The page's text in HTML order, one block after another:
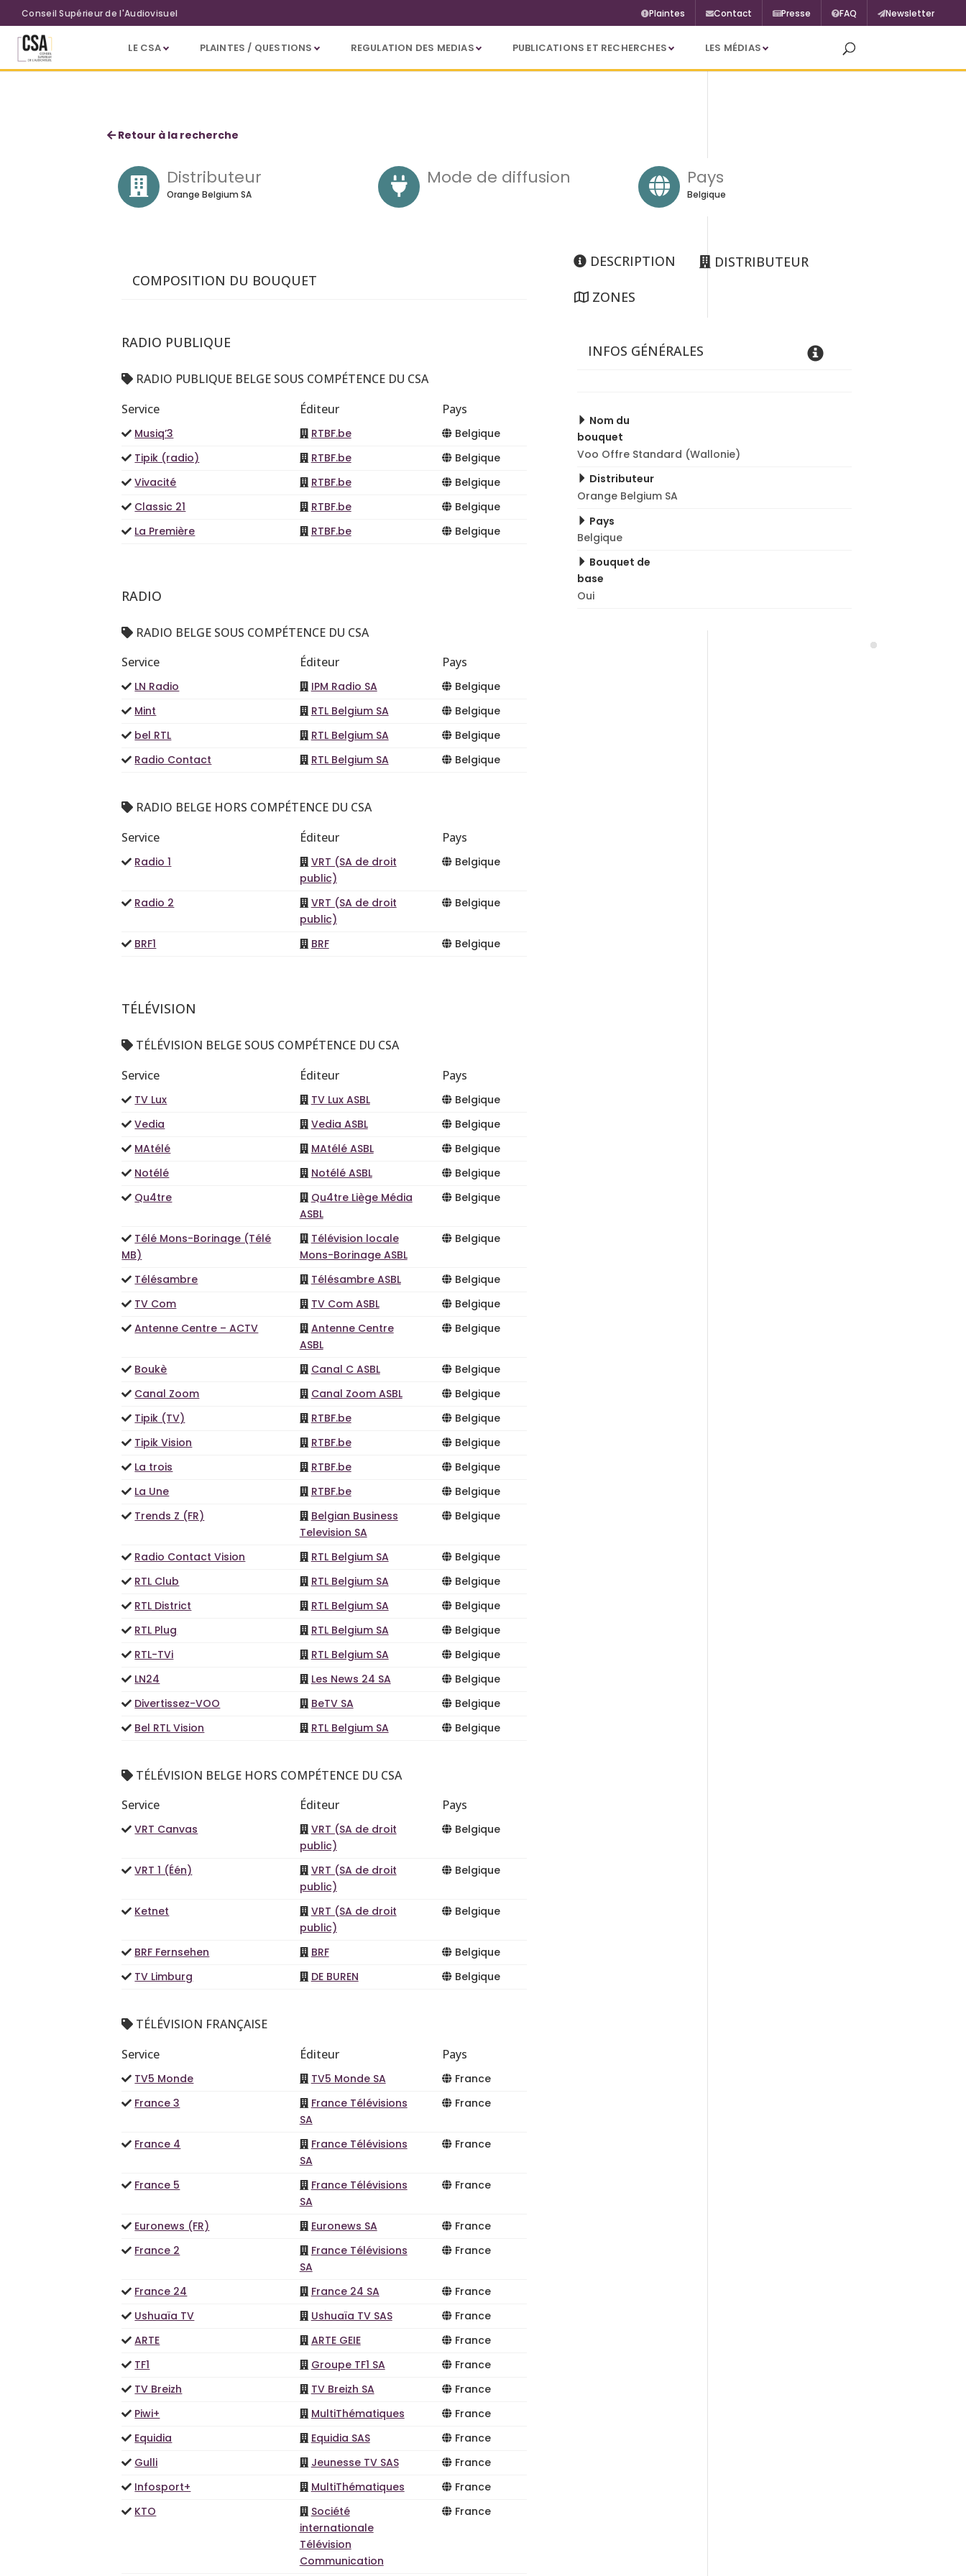
Aller au contenu principal
Conseil Supérieur de l'Audiovisuel Plaintes Contact Presse FAQ Newsletter
LE CSA PLAINTES / QUESTIONS REGULATION DES MEDIAS PUBLICATIONS ET RECHERCHES LES MÉDIAS
Voo Offre Standard (Wallonie)
Retour à la recherche
Distributeur
Orange Belgium SA
Mode de diffusion Pays
Belgique
COMPOSITION DU BOUQUET
RADIO PUBLIQUE
RADIO PUBLIQUE BELGE SOUS COMPÉTENCE DU CSA
Service
Éditeur Pays
Musiq’3 RTBF.be
Belgique
Tipik (radio)
RTBF.be
Belgique
Vivacité
RTBF.be
Belgique
Classic 21
RTBF.be
Belgique
La Première
RTBF.be Belgique
RADIO
RADIO BELGE SOUS COMPÉTENCE DU CSA
Service
Éditeur Pays
LN Radio IPM Radio SA
Belgique
Mint
RTL Belgium SA
Belgique
bel RTL
RTL Belgium SA
Belgique
Radio Contact
RTL Belgium SA Belgique
RADIO BELGE HORS COMPÉTENCE DU CSA
Service
Éditeur Pays
Radio 1
VRT (SA de droit
public)
Belgique
Radio 2
VRT (SA de droit
public)
Belgique
BRF1 BRF Belgique
TÉLÉVISION
TÉLÉVISION BELGE SOUS COMPÉTENCE DU CSA
Service
Éditeur Pays
TV Lux TV Lux ASBL
Belgique
Vedia
Vedia ASBL
Belgique
MAtélé
MAtélé ASBL
Belgique
Notélé
Notélé ASBL
Belgique
Qu4tre
Qu4tre Liège Média
ASBL
Belgique
Télé Mons-Borinage (Télé
MB)
Télévision locale
Mons-Borinage ASBL
Belgique
Télésambre Télésambre ASBL
Belgique
TV Com
TV Com ASBL
Belgique
Antenne Centre – ACTV
Antenne Centre
ASBL
Belgique
Boukè Canal C ASBL
Belgique
Canal Zoom
Canal Zoom ASBL
Belgique
Tipik (TV)
RTBF.be
Belgique
Tipik Vision
RTBF.be
Belgique
La trois
RTBF.be
Belgique
La Une
RTBF.be
Belgique
Trends Z (FR)
Belgian Business
Television SA
Belgique
Radio Contact Vision RTL Belgium SA
Belgique
RTL Club
RTL Belgium SA
Belgique
RTL District
RTL Belgium SA
Belgique
RTL Plug
RTL Belgium SA
Belgique
RTL-TVi
RTL Belgium SA
Belgique
LN24
Les News 24 SA
Belgique
Divertissez-VOO
BeTV SA
Belgique
Bel RTL Vision
RTL Belgium SA Belgique
TÉLÉVISION BELGE HORS COMPÉTENCE DU CSA
Service
Éditeur Pays
VRT Canvas
VRT (SA de droit
public)
Belgique
VRT 1 (Één)
VRT (SA de droit
public)
Belgique
Ketnet
VRT (SA de droit
public)
Belgique
BRF Fernsehen BRF
Belgique
TV Limburg
DE BUREN Belgique
TÉLÉVISION FRANÇAISE
Service
Éditeur Pays
TV5 Monde TV5 Monde SA
France
France 3
France Télévisions
SA
France
France 4
France Télévisions
SA
France
France 5
France Télévisions
SA
France
Euronews (FR) Euronews SA
France
France 2
France Télévisions
SA
France
France 24 France 24 SA
France
Ushuaïa TV
Ushuaïa TV SAS
France
ARTE
ARTE GEIE
France
TF1
Groupe TF1 SA
France
TV Breizh
TV Breizh SA
France
Piwi+
MultiThématiques
France
Equidia
Equidia SAS
France
Gulli
Jeunesse TV SAS
France
Infosport+
MultiThématiques
France
KTO
Société
internationale
Télévision
Communication
France
DESCRIPTION DISTRIBUTEUR
ZONES
INFOS GÉNÉRALES
Nom du
bouquet
Voo Offre Standard (Wallonie)
Distributeur
Orange Belgium SA
Pays
Belgique
Bouquet de
base
Oui